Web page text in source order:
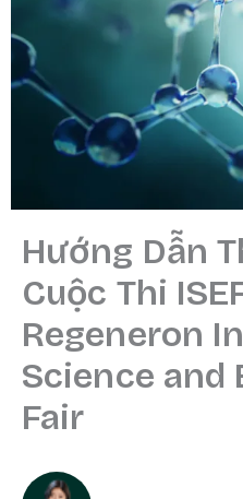
Hướng Dẫn
Cuộc Thi
Regeneron
Science and
Fair